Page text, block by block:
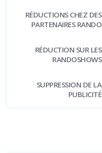
RÉDUCTIONS CHEZ DES
PARTENAIRES RANDO
RÉDUCTION SUR LES
RANDOSHOWS
SUPPRESSION DE LA
PUBLICITÉ